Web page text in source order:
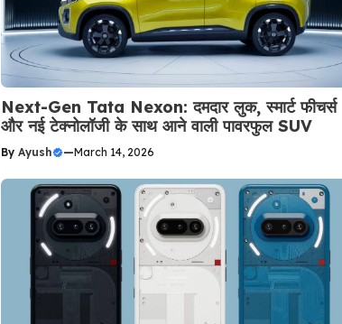
Next-Gen Tata Nexon: दमदार लुक, स्मार्ट फीचर्स
और नई टेक्नोलॉजी के साथ आने वाली पावरफुल SUV
By Ayush —March 14, 2026